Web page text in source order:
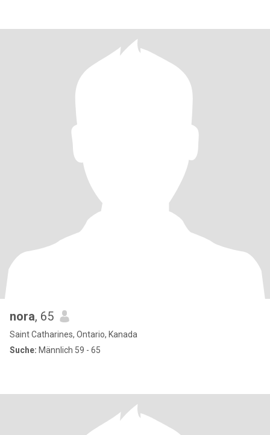
nora, 65
Saint Catharines, Ontario, Kanada
Suche: Männlich 59 - 65